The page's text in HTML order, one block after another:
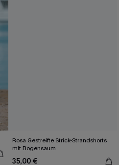
Rosa Gestreifte Strick-Strandshorts
mit Bogensaum
35,00 €